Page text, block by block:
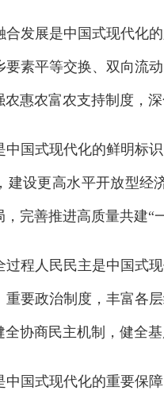
展是中国式现代化的
要素平等交换、双向流
惠农富农支持制度，深
式现代化的鲜明标识
建设更高水平开放型经
完善推进高质量共建“
人民民主是中国式现
要政治制度，丰富各
协商民主机制，健全
式现代化的重要保障